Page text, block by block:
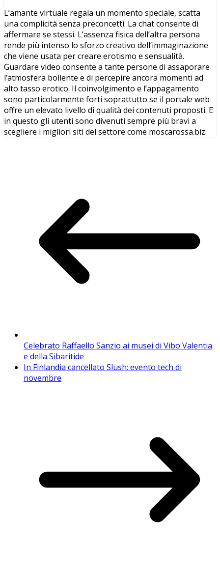
L’amante virtuale regala un momento speciale, scatta
una complicità senza preconcetti. La chat consente di
affermare se stessi. L’assenza fisica dell’altra persona
rende più intenso lo sforzo creativo dell’immaginazione
che viene usata per creare erotismo e sensualità.
Guardare video consente a tante persone di assaporare
l’atmosfera bollente e di percepire ancora momenti ad
alto tasso erotico. Il coinvolgimento e l’appagamento
sono particolarmente forti soprattutto se il portale web
offre un elevato livello di qualità dei contenuti proposti. E
in questo gli utenti sono divenuti sempre più bravi a
scegliere i migliori siti del settore come moscarossa.biz.
Celebrato Raffaello Sanzio ai musei di Vibo Valentia
e della Sibaritide
In Finlandia cancellato Slush: evento tech di
novembre